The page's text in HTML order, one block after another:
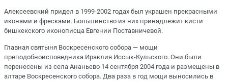
Алексеевский придел в 1999-2002 годах был украшен прекрасными
иконами и фресками. Большинство из них принадлежит кисти
бишкекского иконописца Евгении Поставничевой.
Главная святыня Воскресенского собора ― мощи
преподобноисповедника Ираклия Иссык-Кульского. Они были
перенесены из села Ананьево 14 сентября 2004 года и размещены в
алтаре Воскресенского собора. Два раза в год мощи выносились в